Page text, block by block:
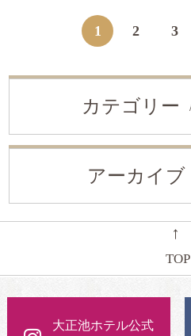
1 2 3
カテゴリー
アーカイブ
←
TOP
大正池ホテル公式